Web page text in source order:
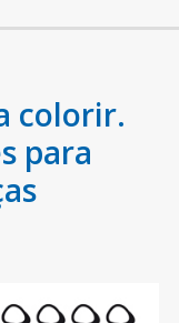
colorir.
para